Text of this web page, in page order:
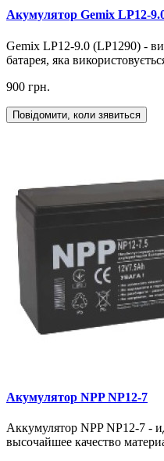
Акумулятор Gemix LP12-
Gemix LP12-9.0 (LP1290) -
батарея, яка
900 грн.
Повідомити, коли зявиться
Акумулятор NPP NP12-7
Аккумулятор NPP NP12-7 -
высочайшее качество